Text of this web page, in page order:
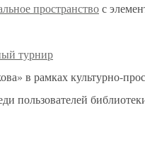
пространствос
турнир
в рамках культурно-
пользователей